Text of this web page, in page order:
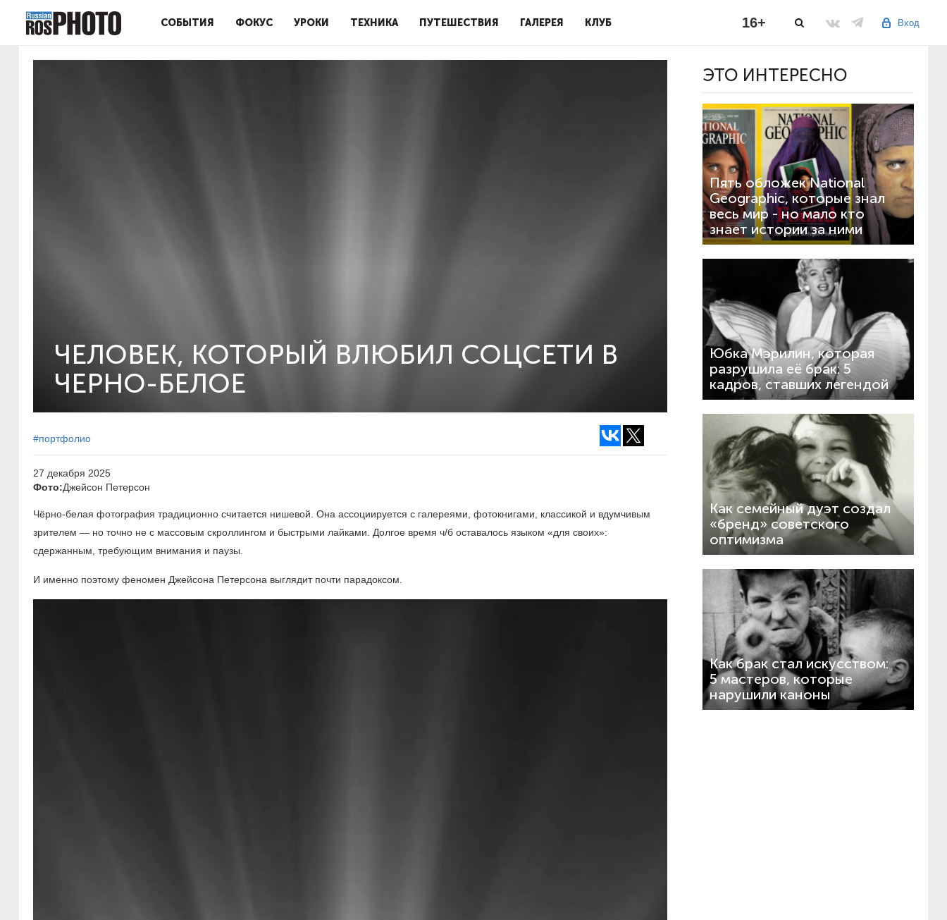
СОБЫТИЯ ФОКУС УРОКИ ТЕХНИКА ПУТЕШЕСТВИЯ ГАЛЕРЕЯ КЛУБ Вход
16+
ЧЕЛОВЕК, КОТОРЫЙ ВЛЮБИЛ СОЦСЕТИ В
ЧЕРНО-БЕЛОЕ
#портфолио
27 декабря 2025
Фото:Джейсон Петерсон
Чёрно-белая фотография традиционно считается нишевой. Она ассоциируется с галереями, фотокнигами, классикой и вдумчивым
зрителем — но точно не с массовым скроллингом и быстрыми лайками. Долгое время ч/б оставалось языком «для своих»:
сдержанным, требующим внимания и паузы.
И именно поэтому феномен Джейсона Петерсона выглядит почти парадоксом.
ЭТО ИНТЕРЕСНО
Пять обложек National
Geographic, которые знал
весь мир - но мало кто
знает истории за ними
Юбка Мэрилин, которая
разрушила её брак: 5
кадров, ставших легендой
Как семейный дуэт создал
«бренд» советского
оптимизма
Как брак стал искусством:
5 мастеров, которые
нарушили каноны